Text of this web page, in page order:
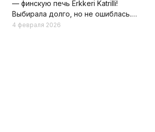
эвкалипта даёт именно тот эффект,
который нужен — свежесть,
чистоту, лёгкую бодрость. Аромат
— финскую печь Erkkeri Katrilli!
Выбирала долго, но не ошиблась.
Внешне — абсолютная классика и
4 февраля 2026